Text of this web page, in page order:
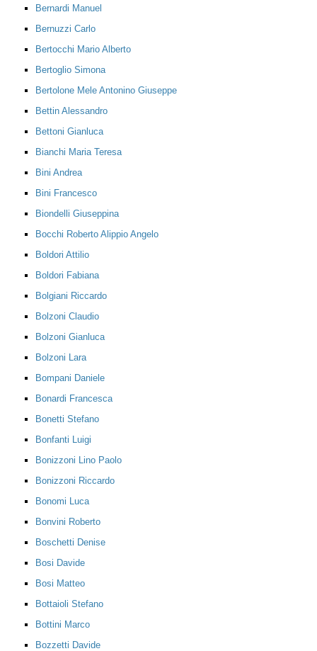
Bernardi Manuel
Bernuzzi Carlo
Bertocchi Mario Alberto
Bertoglio Simona
Bertolone Mele Antonino Giuseppe
Bettin Alessandro
Bettoni Gianluca
Bianchi Maria Teresa
Bini Andrea
Bini Francesco
Biondelli Giuseppina
Bocchi Roberto Alippio Angelo
Boldori Attilio
Boldori Fabiana
Bolgiani Riccardo
Bolzoni Claudio
Bolzoni Gianluca
Bolzoni Lara
Bompani Daniele
Bonardi Francesca
Bonetti Stefano
Bonfanti Luigi
Bonizzoni Lino Paolo
Bonizzoni Riccardo
Bonomi Luca
Bonvini Roberto
Boschetti Denise
Bosi Davide
Bosi Matteo
Bottaioli Stefano
Bottini Marco
Bozzetti Davide